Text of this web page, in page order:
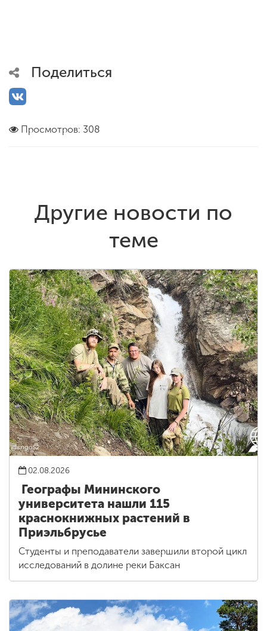
Поделиться
Просмотров: 308
Другие новости по
теме
02.08.2026
Географы Мининского
университета нашли 115
краснокнижных растений в
Приэльбрусье
Студенты и преподаватели завершили второй цикл
исследований в долине реки Баксан